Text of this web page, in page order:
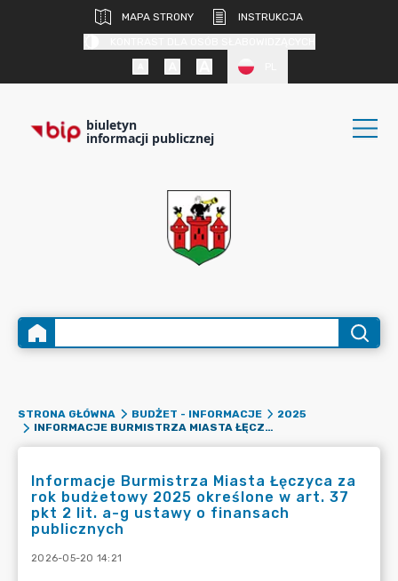
MAPA STRONY
INSTRUKCJA
biuletyn
informacji publicznej
STRONA GŁÓWNA BUDŻET - INFORMACJE
2025
INFORMACJE BURMISTRZA MIASTA ŁĘCZYCA ZA ROK BUDŻETOWY 2025 OKREŚLONE W ART. 37 PKT 2 LIT. A-G USTAWY O FINANSACH PUBLICZNYCH
Informacje Burmistrza Miasta Łęczyca za
rok budżetowy 2025 określone w art. 37
pkt 2 lit. a-g ustawy o finansach
publicznych
2026-05-20 14:21